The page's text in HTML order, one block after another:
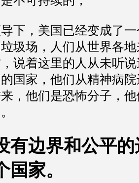
下，美国已经变成了
圾场，人们从世界各
说着这里的人从未听
国家，他们从精神病
，他们是恐怖分子，
有边界和公平
国家。